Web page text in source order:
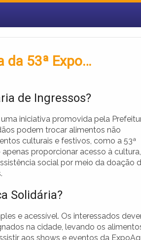
da 53ª Expo…
de Ingressos?
iniciativa promovida pela
podem trocar alimentos não
culturais e festivos, como a 53ª
proporcionar acesso à cultura,
social por meio da doação
Solidária?
e acessível. Os interessados
na cidade, levando os
aos shows e eventos da